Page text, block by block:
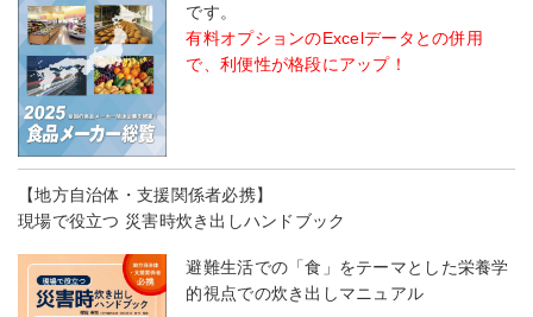
です。
有料オプションのExcelデータとの併用
で、利便性が格段にアップ！
【地方自治体・支援関係者必携】
現場で役立つ 災害時炊き出しハンドブック
避難生活での「食」をテーマとした栄養学
的視点での炊き出しマニュアル